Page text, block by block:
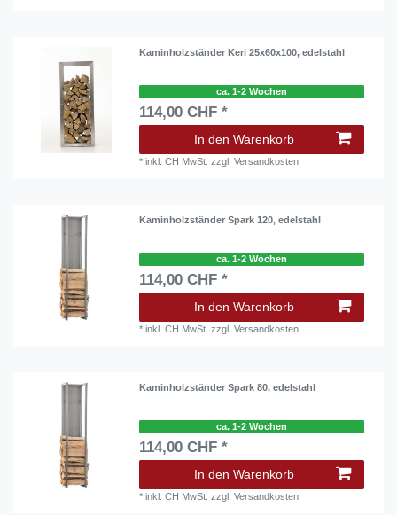
Kaminholzständer Keri 25x60x100, edelstahl
ca. 1-2 Wochen
114,00 CHF *
In den Warenkorb
*inkl. CH MwSt. zzgl.Versandkosten
Kaminholzständer Spark 120, edelstahl
ca. 1-2 Wochen
114,00 CHF *
In den Warenkorb
*inkl. CH MwSt. zzgl.Versandkosten
Kaminholzständer Spark 80, edelstahl
ca. 1-2 Wochen
114,00 CHF *
In den Warenkorb
*inkl. CH MwSt. zzgl.Versandkosten